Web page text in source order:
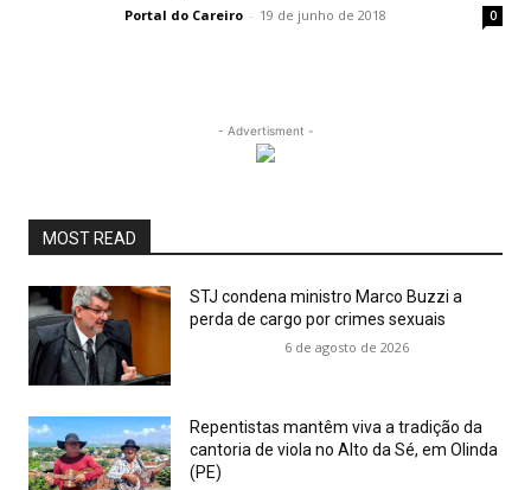
Portal do Careiro - 19 de junho de 2018 0
- Advertisment -
MOST READ
STJ condena ministro Marco Buzzi a
perda de cargo por crimes sexuais
6 de agosto de 2026
Repentistas mantêm viva a tradição da
cantoria de viola no Alto da Sé, em Olinda
(PE)